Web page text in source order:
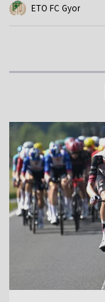
ETO FC Gyor